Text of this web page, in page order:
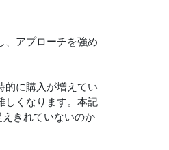
、アプローチを強め
的に購入が増えてい
しくなります。本記
きれていないのか